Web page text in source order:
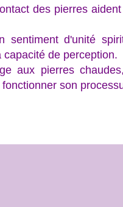
des pierres
sentiment d'unité
de perception.
aux pierres
son